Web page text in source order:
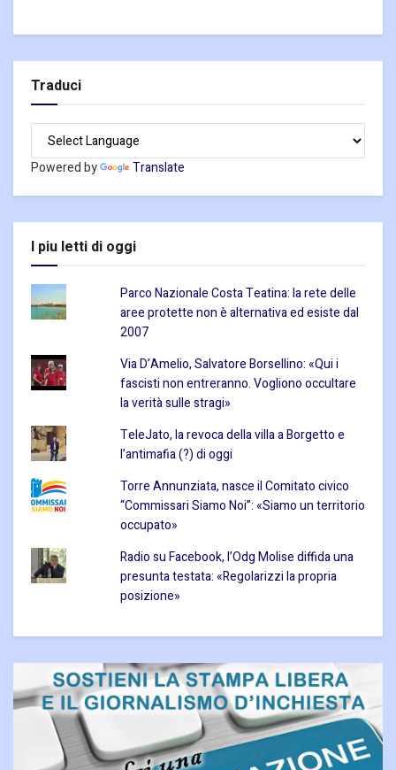
Traduci
Powered by Translate
I piu letti di oggi
Parco Nazionale Costa Teatina: la rete delle
aree protette non è alternativa ed esiste dal
2007
Via D’Amelio, Salvatore Borsellino: «Qui i
fascisti non entreranno. Vogliono occultare
la verità sulle stragi»
TeleJato, la revoca della villa a Borgetto e
l’antimafia (?) di oggi
Torre Annunziata, nasce il Comitato civico
“Commissari Siamo Noi”: «Siamo un territorio
occupato»
Radio su Facebook, l’Odg Molise diffida una
presunta testata: «Regolarizzi la propria
posizione»